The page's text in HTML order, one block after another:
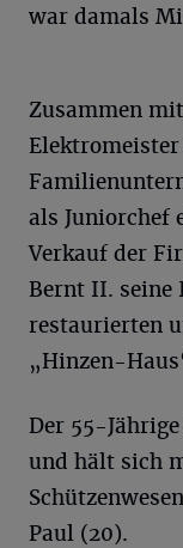
war damals
Zusammen
Elektromeister
als Juniorchef
Verkauf der
Bernt II. seine
restaurierten
„Hinzen-
Der 55-
und hält sich
Paul (20).